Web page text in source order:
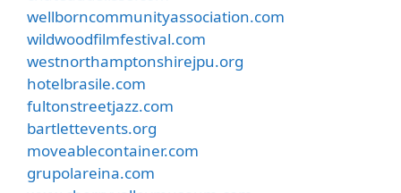
wellborncommunityassociation.com
wildwoodfilmfestival.com
westnorthamptonshirejpu.org
hotelbrasile.com
fultonstreetjazz.com
bartlettevents.org
moveablecontainer.com
grupolareina.com